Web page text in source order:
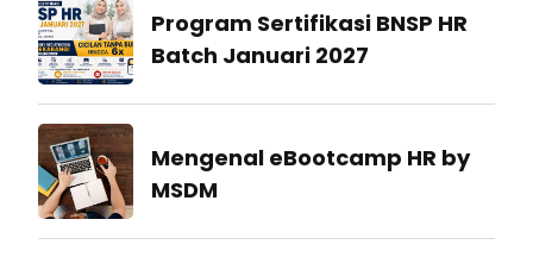
Manajemen
SDM
Program Sertifikasi BNSP HR
Batch Januari 2027
27
2026
Industrial
Relation
Mengenal eBootcamp HR by
MSDM
22